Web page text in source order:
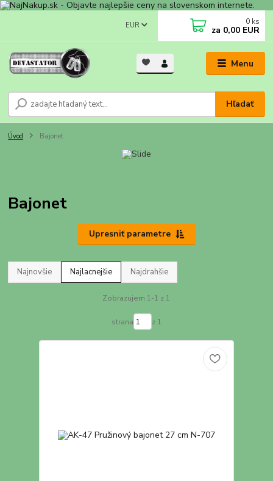
Menu
EUR
Hľadať
0 ks
za 0,00 EUR
Úvod Bajonet
Bajonet
Upresniť parametre
Najnovšie Najlacnejšie Najdrahšie
Zobrazujem 1-1 z 1
strana z 1